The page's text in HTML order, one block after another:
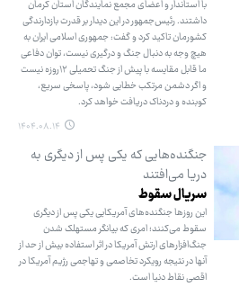
با استاندار و اعضای مجمع نمایندگان استان کرمان
داشتند. رئیس‌جمهور در این دیدار بر قدرت بازدارندگی
کشورمان تاکید کرد و گفت: جمهوری اسلامی ایران به
هیچ وجه به دنبال جنگ و درگیری نیست، توان دفاعی
ما قابل مقایسه با پیش از جنگ تحمیلی ۱۲روزه نیست
و اگر دشمن مرتکب خطایی شود، پاسخی سریع،
کوبنده و دردناک دریافت خواهد کرد.
۱۴۰۴.۰۸.۱۴
جنگنده‌هایی که یکی پس از دیگری به
دریا می‌افتند
سریال سقوط
این روزها جنگنده‌های آمریکایی یکی پس از دیگری
سقوط می‌کنند؛ امری که بیانگر مستهلک شدن
جنگ‌افزارهای ارتش آمریکا در اثر استفاده بیش از حد از
آنها در نتیجه رویکرد تخاصمی و تهاجمی رژیم آمریکا در
اقصی نقاط دنیا است.